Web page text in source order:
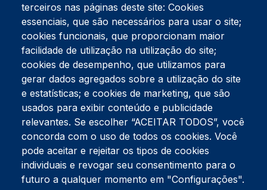
Tel:234 390 100Fax:234 390 100
Endereço Postal
Apartado 42
Rua Gil Eanes 31
3834-908 Gafanha da Nazaré
Estúdios
Rua Prior Guerra
Edifício do Centro Cultural da Gafanha da Nazaré
3830-556 Gafanha da Nazaré
terceiros nas páginas deste site: Cookies
essenciais, que são necessários para usar o site;
cookies funcionais, que proporcionam maior
facilidade de utilização na utilização do site;
cookies de desempenho, que utilizamos para
gerar dados agregados sobre a utilização do site
e estatísticas; e cookies de marketing, que são
usados para exibir conteúdo e publicidade
relevantes. Se escolher “ACEITAR TODOS”, você
concorda com o uso de todos os cookies. Você
pode aceitar e rejeitar os tipos de cookies
individuais e revogar seu consentimento para o
futuro a qualquer momento em "Configurações".